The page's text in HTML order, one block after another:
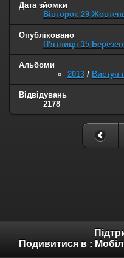
Дата зйомки
Вівторок 29
Опубліковано
П'ятниця 15
Альбоми
2013 /
Відвідувань
2178
Подивитися в :